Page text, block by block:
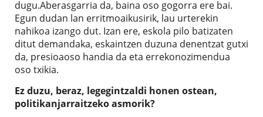
dugu.Aberasgarria da, baina oso gogorra ere bai.
Egun dudan lan erritmoaikusirik, lau urterekin
nahikoa izango dut. Izan ere, eskola pilo batizaten
ditut demandaka, eskaintzen duzuna denentzat gutxi
da, presioaoso handia da eta errekonozimendua
oso txikia.
Ez duzu, beraz, legegintzaldi honen ostean,
politikanjarraitzeko asmorik?